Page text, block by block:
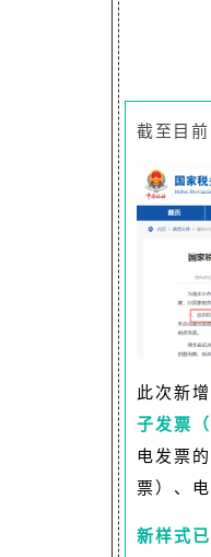
截至目
此次新
子发票
电发票
票）、
新样式